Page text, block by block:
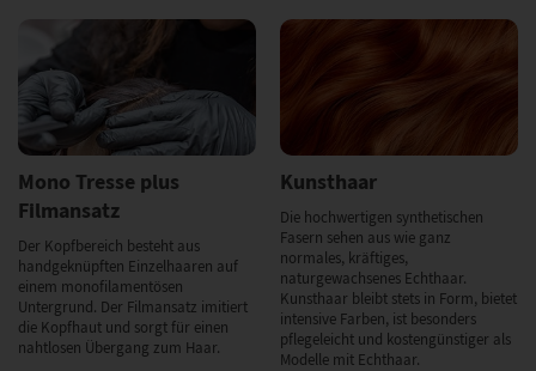
Mono Tresse plus
Filmansatz
Der Kopfbereich besteht aus
handgeknüpften Einzelhaaren auf
einem monofilamentösen
Untergrund. Der Filmansatz imitiert
die Kopfhaut und sorgt für einen
nahtlosen Übergang zum Haar.
Kunsthaar
Die hochwertigen synthetischen
Fasern sehen aus wie ganz
normales, kräftiges,
naturgewachsenes Echthaar.
Kunsthaar bleibt stets in Form, bietet
intensive Farben, ist besonders
pflegeleicht und kostengünstiger als
Modelle mit Echthaar.